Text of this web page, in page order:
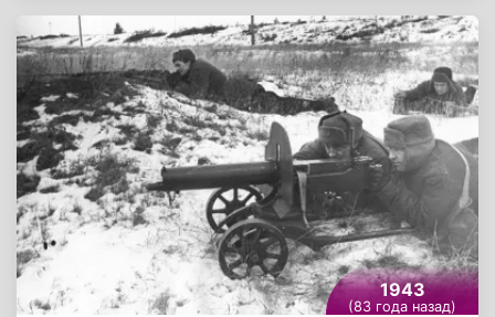
Фэрнклиффском кладбище в Нью-Йорке.
Спустя 2,5 месяца тело эксгумировали и
предали огню. По ходатайству его племянника
Савы Косановича и при поддержке
правительства 5 декабря 1952 года в столице
Югославии городе Белград был открыт музей
имени Николы Теслы. Он разместился в одном
из особняков на улице Пролетарских Бригад.
В июле 1957 года в музей из Америки
перевезли золотую урну с прахом сербского
гения.
1943
(83 года назад)